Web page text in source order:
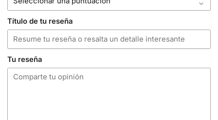
Título de tu reseña
Tu reseña